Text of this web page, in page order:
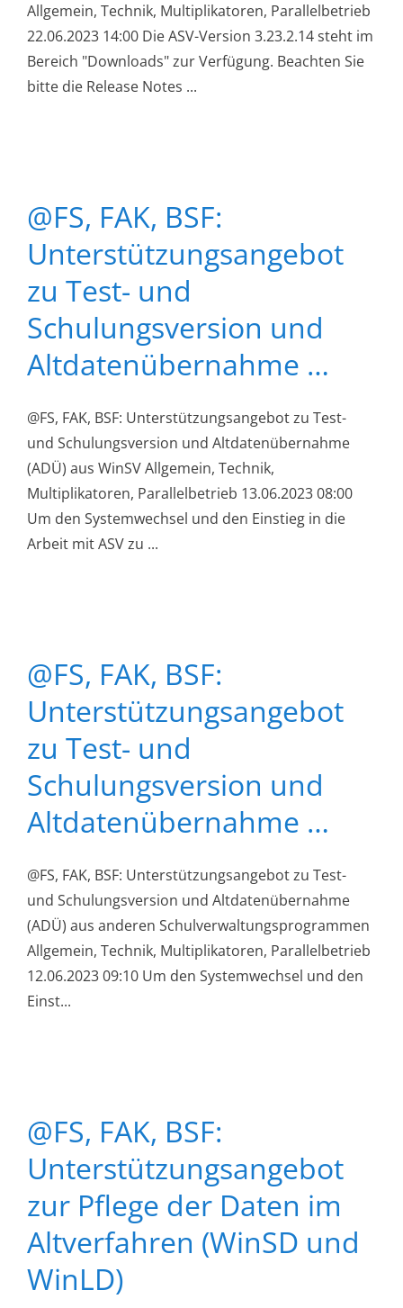
Allgemein, Technik, Multiplikatoren, Parallelbetrieb
22.06.2023 14:00 Die ASV-Version 3.23.2.14 steht im
Bereich "Downloads" zur Verfügung. Beachten Sie
bitte die Release Notes ...
@FS, FAK, BSF:
Unterstützungsangebot
zu Test- und
Schulungsversion und
Altdatenübernahme …
@FS, FAK, BSF: Unterstützungsangebot zu Test-
und Schulungsversion und Altdatenübernahme
(ADÜ) aus WinSV Allgemein, Technik,
Multiplikatoren, Parallelbetrieb 13.06.2023 08:00
Um den Systemwechsel und den Einstieg in die
Arbeit mit ASV zu ...
@FS, FAK, BSF:
Unterstützungsangebot
zu Test- und
Schulungsversion und
Altdatenübernahme …
@FS, FAK, BSF: Unterstützungsangebot zu Test-
und Schulungsversion und Altdatenübernahme
(ADÜ) aus anderen Schulverwaltungsprogrammen
Allgemein, Technik, Multiplikatoren, Parallelbetrieb
12.06.2023 09:10 Um den Systemwechsel und den
Einst...
@FS, FAK, BSF:
Unterstützungsangebot
zur Pflege der Daten im
Altverfahren (WinSD und
WinLD)